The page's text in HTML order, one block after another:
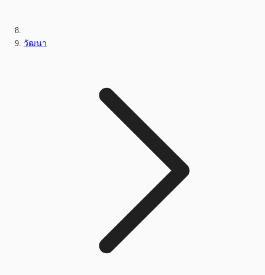
วัฒนา